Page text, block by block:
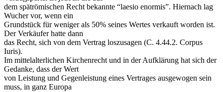
dem spätrömischen Recht bekannte “laesio enormis”. Hiernach lag
Wucher vor, wenn ein
Grundstück für weniger als 50% seines Wertes verkauft worden ist.
Der Verkäufer hatte dann
das Recht, sich von dem Vertrag loszusagen (C. 4.44.2. Corpus
Iuris).
Im mittelalterlichen Kirchenrecht und in der Aufklärung hat sich der
Gedanke, dass der Wert
von Leistung und Gegenleistung eines Vertrages ausgewogen sein
muss, in ganz Europa